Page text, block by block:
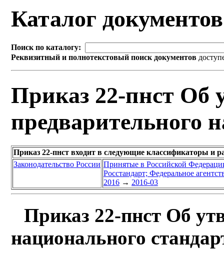
Каталог
Поиск по каталогу:
Реквизитный и полнотекстовый поиск документов
Приказ 22-пнст Об
предварительного
Приказ 22-пнст входит в следующие классификаторы и
Законодательство России Принятые в Российской
Росстандарт; Федеральное
2016 → 2016-03
Приказ 22-пнст Об
национального